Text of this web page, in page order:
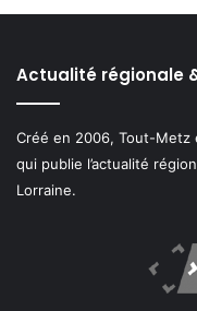
Actualité régionale
Créé en 2006, Tout-Metz
qui publie l’actualité
Lorraine.